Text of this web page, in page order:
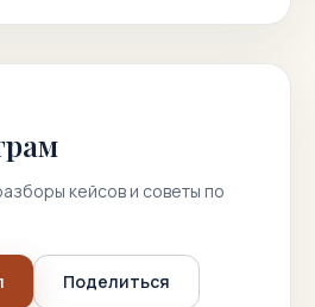
кейсов и советы по
Поделиться